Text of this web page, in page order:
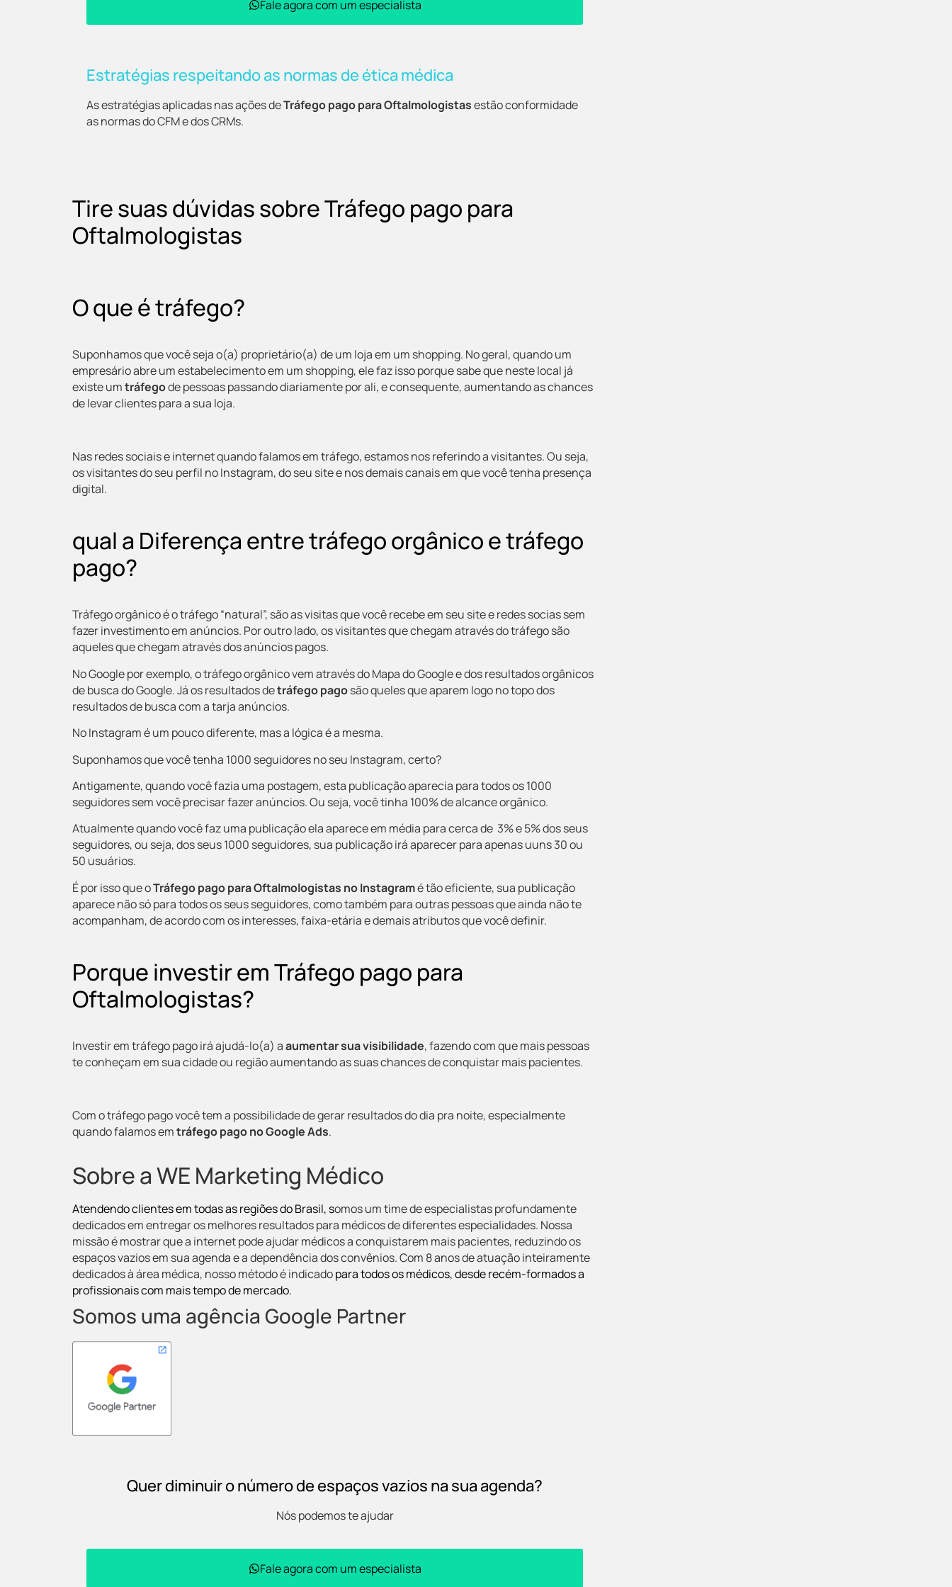
Fale agora com um especialista
Estratégias respeitando as normas de ética médica
As estratégias aplicadas nas ações deTráfego pago para Oftalmologistasestão conformidade
as normas do CFM e dos CRMs.
Tire suas dúvidas sobre Tráfego pago para
Oftalmologistas
O que é tráfego?
Suponhamos que você seja o(a) proprietário(a) de um loja em um shopping. No geral, quando um
empresário abre um estabelecimento em um shopping, ele faz isso porque sabe que neste local já
existe umtráfegode pessoas passando diariamente por ali, e consequente, aumentando as chances
de levar clientes para a sua loja.
Nas redes sociais e internet quando falamos em tráfego, estamos nos referindo a visitantes. Ou seja,
os visitantes do seu perfil no Instagram, do seu site e nos demais canais em que você tenha presença
digital.
qual a Diferença entre tráfego orgânico e tráfego
pago?
Tráfego orgânico é o tráfego “natural”, são as visitas que você recebe em seu site e redes socias sem
fazer investimento em anúncios. Por outro lado, os visitantes que chegam através do tráfego são
aqueles que chegam através dos anúncios pagos.
No Google por exemplo, o tráfego orgânico vem através doMapa do Google e dosresultados orgânicos
de busca do Google.Já os resultados detráfego pagosão queles que aparem logo no topo dos
resultados de busca com a tarja anúncios.
No Instagram é um pouco diferente, mas a lógica é a mesma.
Suponhamos que você tenha 1000 seguidores no seu Instagram, certo?
Antigamente, quando você fazia uma postagem, esta publicação aparecia para todos os 1000
seguidores sem você precisar fazer anúncios. Ou seja, você tinha 100% de alcance orgânico.
Atualmente quando você faz uma publicação ela aparece em média para cerca de 3% e 5% dos seus
seguidores, ou seja, dos seus 1000 seguidores, sua publicação irá aparecer para apenas uuns 30 ou
50 usuários.
É por isso que oTráfego pago para Oftalmologistas no Instagramé tão eficiente, sua publicação
aparece não só para todos os seus seguidores, como também para outras pessoas que ainda não te
acompanham, de acordo com os interesses, faixa-etária e demais atributos que você definir.
Porque investir em Tráfego pago para
Oftalmologistas?
Investir em tráfego pago irá ajudá-lo(a) aaumentar sua visibilidade,fazendo com que mais pessoas
te conheçam em sua cidade ou região aumentando as suas chances de conquistar mais pacientes.
Com o tráfego pago você tem a possibilidade de gerar resultados do dia pra noite, especialmente
quando falamos emtráfego pago no Google Ads.
Sobre a WE Marketing Médico
Atendendo clientes em todas as regiões do Brasil, somos um time de especialistas profundamente
dedicados em entregar os melhores resultados para médicos de diferentes especialidades. Nossa
missão é mostrar que a internet pode ajudar médicos a conquistarem mais pacientes, reduzindo os
espaços vazios em sua agenda e a dependência dos convênios.Com 8 anos de atuação inteiramente
dedicados à área médica, nosso método é indicadopara todos os médicos, desde recém-formados a
profissionais com mais tempo de mercado.
Somos uma agência Google Partner
Quer diminuir o número de espaços vazios na sua agenda?
Nós podemos te ajudar
Fale agora com um especialista